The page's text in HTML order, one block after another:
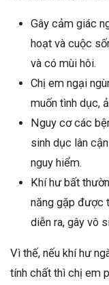
Gây cảm giác
hoạt và cuộc
và có mùi hôi.
Chị em ngại
muốn tình dục,
Nguy cơ các
sinh dục lân
nguy hiểm.
Khí hư bất
năng gặp được
diễn ra, gây vô
Vì thế, nếu khí hư
tính chất thì chị em